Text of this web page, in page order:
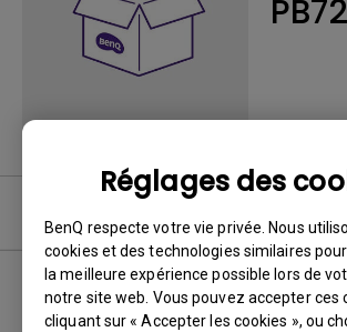
Réglages des
BenQ respecte votre vie privée. Nous
cookies et des technologies similaires
la meilleure expérience possible lors de
notre site web. Vous pouvez accepter ces
cliquant sur « Accepter les cookies », ou